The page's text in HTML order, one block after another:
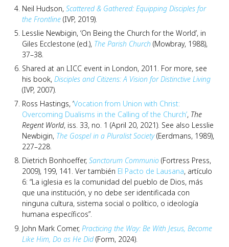
Neil Hudson, Scattered & Gathered: Equipping Disciples for
the Frontline (IVP, 2019).
Lesslie Newbigin, ‘On Being the Church for the World’, in
Giles Ecclestone (ed.), The Parish Church (Mowbray, 1988),
37–38.
Shared at an LICC event in London, 2011. For more, see
his book, Disciples and Citizens: A Vision for Distinctive Living
(IVP, 2007).
Ross Hastings, ‘Vocation from Union with Christ:
Overcoming Dualisms in the Calling of the Church’, The
Regent World, iss. 33, no. 1 (April 20, 2021). See also Lesslie
Newbigin, The Gospel in a Pluralist Society(Eerdmans, 1989),
227–228.
Dietrich Bonhoeffer, Sanctorum Communio (Fortress Press,
2009), 199, 141. Ver también El Pacto de Lausana, artículo
6: “La iglesia es la comunidad del pueblo de Dios, más
que una institución, y no debe ser identificada con
ninguna cultura, sistema social o político, o ideología
humana específicos”.
John Mark Comer, Practicing the Way: Be With Jesus, Become
Like Him, Do as He Did(Form, 2024).